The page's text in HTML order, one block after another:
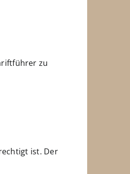
zu
ist. Der